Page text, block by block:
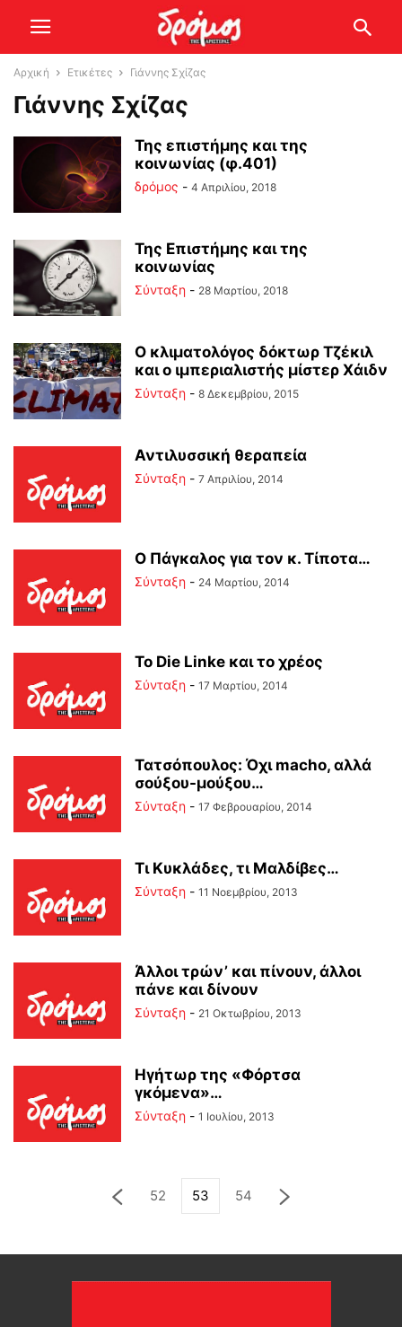
Αρχική Ετικέτες Γιάννης Σχίζας
Γιάννης Σχίζας
Της επιστήμης και της
κοινωνίας (φ.401)
δρόμος - 4 Απριλίου, 2018
Της Επιστήμης και της
κοινωνίας
Σύνταξη - 28 Μαρτίου, 2018
O κλιματολόγος δόκτωρ Τζέκιλ
και ο ιμπεριαλιστής μίστερ Χάιδν
Σύνταξη - 8 Δεκεμβρίου, 2015
Αντιλυσσική θεραπεία
Σύνταξη - 7 Απριλίου, 2014
O Πάγκαλος για τον κ. Τίποτα…
Σύνταξη - 24 Μαρτίου, 2014
Το Die Linke και το χρέος
Σύνταξη - 17 Μαρτίου, 2014
Τατσόπουλος: Όχι machο, αλλά
σούξου-μούξου…
Σύνταξη - 17 Φεβρουαρίου, 2014
Τι Κυκλάδες, τι Μαλδίβες…
Σύνταξη - 11 Νοεμβρίου, 2013
Άλλοι τρών’ και πίνουν, άλλοι
πάνε και δίνουν
Σύνταξη - 21 Οκτωβρίου, 2013
Ηγήτωρ της «Φόρτσα
γκόμενα»…
Σύνταξη - 1 Ιουλίου, 2013
52 53 54